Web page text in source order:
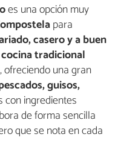
es una opción muy
para
casero y a buen
cocina tradicional
una gran
guisos,
con ingredientes
de forma sencilla
que se nota en cada